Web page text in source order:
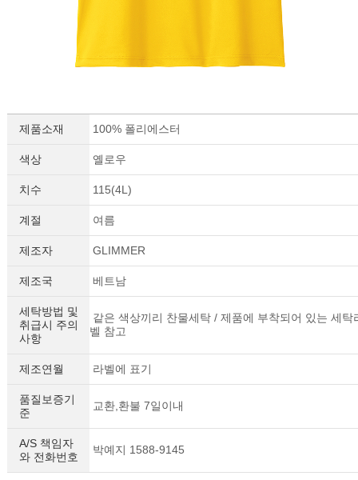
이코 라이프 하
제품소재 100% 폴리에스터
색상 옐로우
치수 115(4L)
계절 여름
제조자 GLIMMER
제조국 베트남
세탁방법 및
취급시 주의
사항
같은 색상끼리 찬물세탁 / 제품에 부착되어 있는 세탁
벨 참고
제조연월 라벨에 표기
품질보증기
준
교환,환불 7일이내
A/S 책임자
와 전화번호
박예지 1588-9145